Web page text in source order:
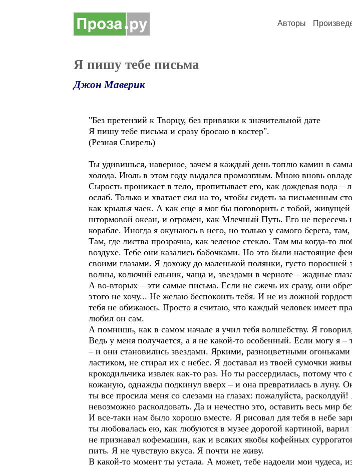
Авторы
Я пишу тебе письма
Джон Маверик
"Без претензий к Творцу, без привязки к значительной дате
Я пишу тебе письма и сразу бросаю в костер".
(Резная Свирель)
Ты удивишься, наверное, зачем я каждый день топлю камин в
холода. Июль в этом году выдался промозглым. Мною вновь
Сырость проникает в тело, пропитывает его, как дождевая вода –
ослаб. Только и хватает сил на то, чтобы сидеть за письменным
как крылья чаек. А как еще я мог бы поговорить с тобой,
штормовой океан, и огромен, как Млечный Путь. Его не
корабле. Иногда я окунаюсь в него, но только у самого берега,
Там, где листва прозрачна, как зеленое стекло. Там мы когда-то
воздухе. Тебе они казались бабочками. Но это были настоящие
своими глазами. Я дохожу до маленькой полянки, густо
волны, колючий ельник, чаща и, звездами в черноте – жадные
А во-вторых – эти самые письма. Если не сжечь их сразу, они
этого не хочу... Не желаю беспокоить тебя. И не из ложной
тебя не обижаюсь. Просто я считаю, что каждый человек имеет
любил он сам.
А помнишь, как в самом начале я учил тебя волшебству. Я
Ведь у меня получается, а я не какой-то особенный. Если могу я
– и они становились звездами. Яркими, разноцветными
ластиком, не стирал их с небес. Я доставал из твоей сумочки
крокодильчика извлек как-то раз. Но ты рассердилась, потому
кожаную, однажды подкинул вверх – и она превратилась в луну.
ты все просила меня со слезами на глазах: пожалуйста,
невозможно расколдовать. Да и нечестно это, оставить весь мир
И все-таки нам было хорошо вместе. Я рисовал для тебя в небе
ты любовалась ею, как любуются в музее дорогой картиной,
не признавал кофемашин, как и всяких якобы кофейных
пить. Я не чувствую вкуса. Я почти не живу.
В какой-то момент ты устала. А может, тебе надоели мои чудеса,